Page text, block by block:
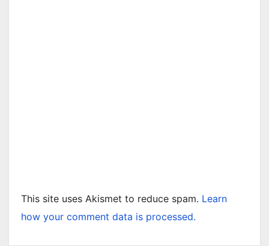
This site uses Akismet to reduce spam. Learn
how your comment data is processed.